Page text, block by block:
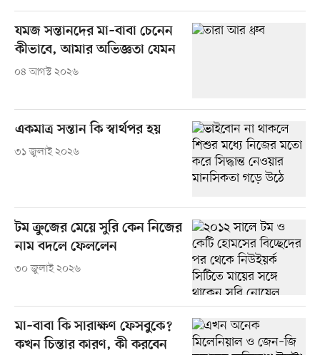
যমজ সন্তানদের মা–বাবা চেনেন
কীভাবে, আমার অভিজ্ঞতা যেমন
০৪ আগস্ট ২০২৬
একমাত্র সন্তান কি স্বার্থপর হয়
৩১ জুলাই ২০২৬
টম ক্রুজের মেয়ে সুরি কেন নিজের
নাম বদলে ফেললেন
৩০ জুলাই ২০২৬
মা–বাবা কি সারাক্ষণ ফেসবুকে?
কখন চিন্তার কারণ, কী করবেন